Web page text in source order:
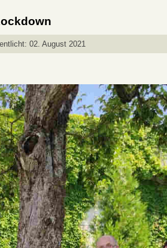
02. August 2021